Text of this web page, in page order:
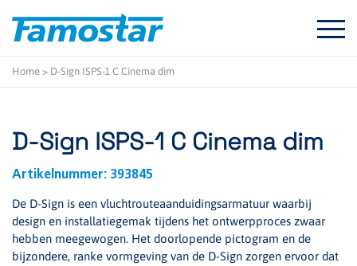
content
Home > D-Sign ISPS-1 C Cinema dim
D-Sign ISPS-1 C Cinema dim
Artikelnummer: 393845
De D-Sign is een vluchtrouteaanduidingsarmatuur waarbij
design en installatiegemak tijdens het ontwerpproces zwaar
hebben meegewogen. Het doorlopende pictogram en de
bijzondere, ranke vormgeving van de D-Sign zorgen ervoor dat